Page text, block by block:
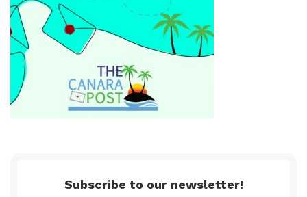
Subscribe to our newsletter!